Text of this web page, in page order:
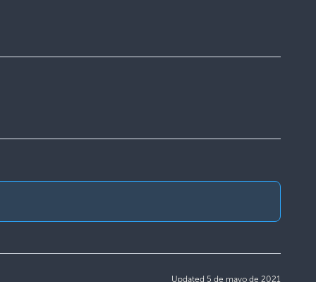
Updated 5 de mayo de 2021